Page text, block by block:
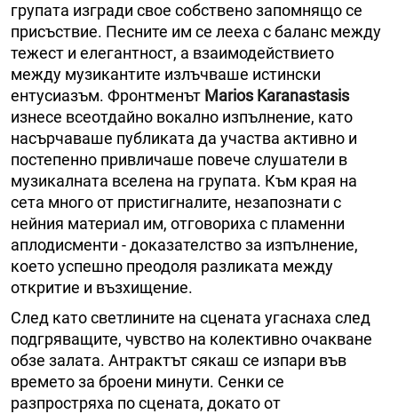
групата изгради свое собствено запомнящо се
присъствие. Песните им се лееха с баланс между
тежест и елегантност, а взаимодействието
между музикантите излъчваше истински
ентусиазъм. Фронтменът Marios Karanastasis
изнесе всеотдайно вокално изпълнение, като
насърчаваше публиката да участва активно и
постепенно привличаше повече слушатели в
музикалната вселена на групата. Към края на
сета много от пристигналите, незапознати с
нейния материал им, отговориха с пламенни
аплодисменти - доказателство за изпълнение,
което успешно преодоля разликата между
откритие и възхищение.
След като светлините на сцената угаснаха след
подгряващите, чувство на колективно очакване
обзе залата. Антрактът сякаш се изпари във
времето за броени минути. Сенки се
разпростряха по сцената, докато от